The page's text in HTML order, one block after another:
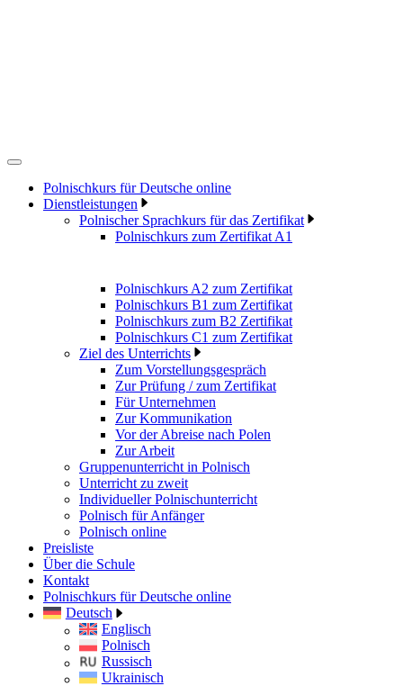
Polnischkurs für Deutsche online
Dienstleistungen
Polnischer Sprachkurs für das Zertifikat
Polnischkurs zum Zertifikat A1
Polnischkurs A2 zum Zertifikat
Polnischkurs B1 zum Zertifikat
Polnischkurs zum B2 Zertifikat
Polnischkurs C1 zum Zertifikat
Ziel des Unterrichts
Zum Vorstellungsgespräch
Zur Prüfung / zum Zertifikat
Für Unternehmen
Zur Kommunikation
Vor der Abreise nach Polen
Zur Arbeit
Gruppenunterricht in Polnisch
Unterricht zu zweit
Individueller Polnischunterricht
Polnisch für Anfänger
Polnisch online
Preisliste
Über die Schule
Kontakt
Polnischkurs für Deutsche online
Deutsch
Englisch
Polnisch
Russisch
Ukrainisch